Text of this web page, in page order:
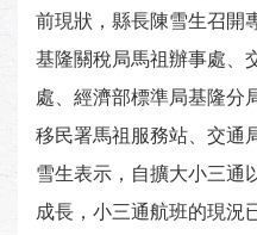
前現狀，縣長陳雪生召開
基隆關稅局馬祖辦事處、
處、經濟部標準局基隆分
移民署馬祖服務站、交通
雪生表示，自擴大小三通
成長，小三通航班的現況